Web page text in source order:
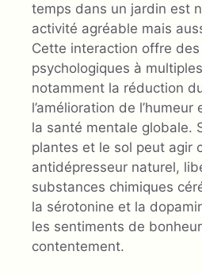
temps dans un jardin est
activité agréable mais
Cette interaction offre
psychologiques à
notamment la réduction
l’amélioration de l’humeur
la santé mentale globale.
plantes et le sol peut agir
antidépresseur naturel,
substances chimiques
la sérotonine et la
les sentiments de
contentement.